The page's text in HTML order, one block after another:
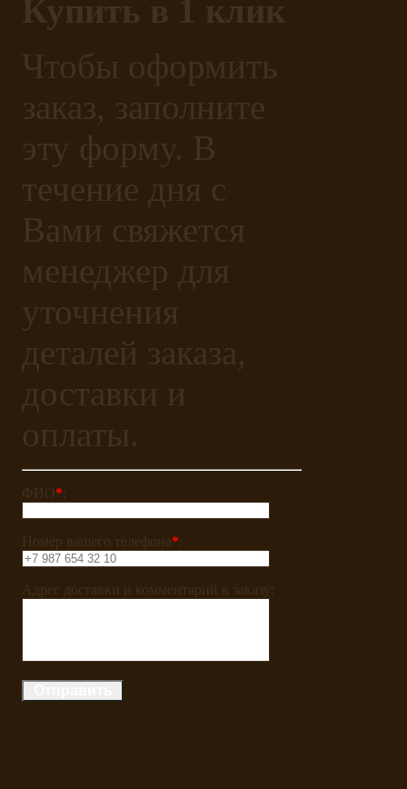
Купить в 1 клик
Чтобы оформить
заказ, заполните
эту форму. В
течение дня с
Вами свяжется
менеджер для
уточнения
деталей заказа,
доставки и
оплаты.
ФИО*
Номер вашего телефона*
Адрес доставки и комментарий к заказу: